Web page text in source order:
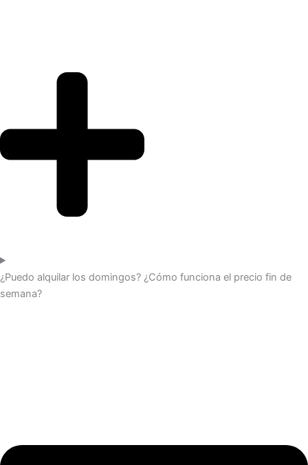
¿Puedo alquilar los domingos? ¿Cómo funciona el precio fin de
semana?